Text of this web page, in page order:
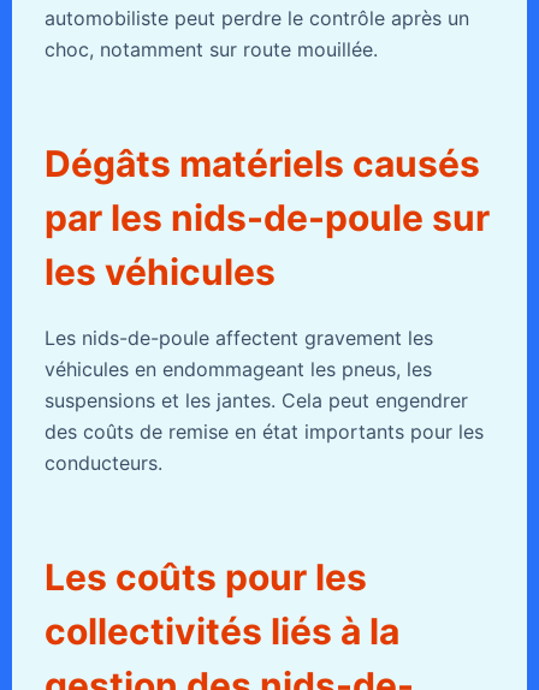
automobiliste peut perdre le contrôle après un
choc, notamment sur route mouillée.
Dégâts matériels causés
par les nids-de-poule sur
les véhicules
Les nids-de-poule affectent gravement les
véhicules en endommageant les pneus, les
suspensions et les jantes. Cela peut engendrer
des coûts de remise en état importants pour les
conducteurs.
Les coûts pour les
collectivités liés à la